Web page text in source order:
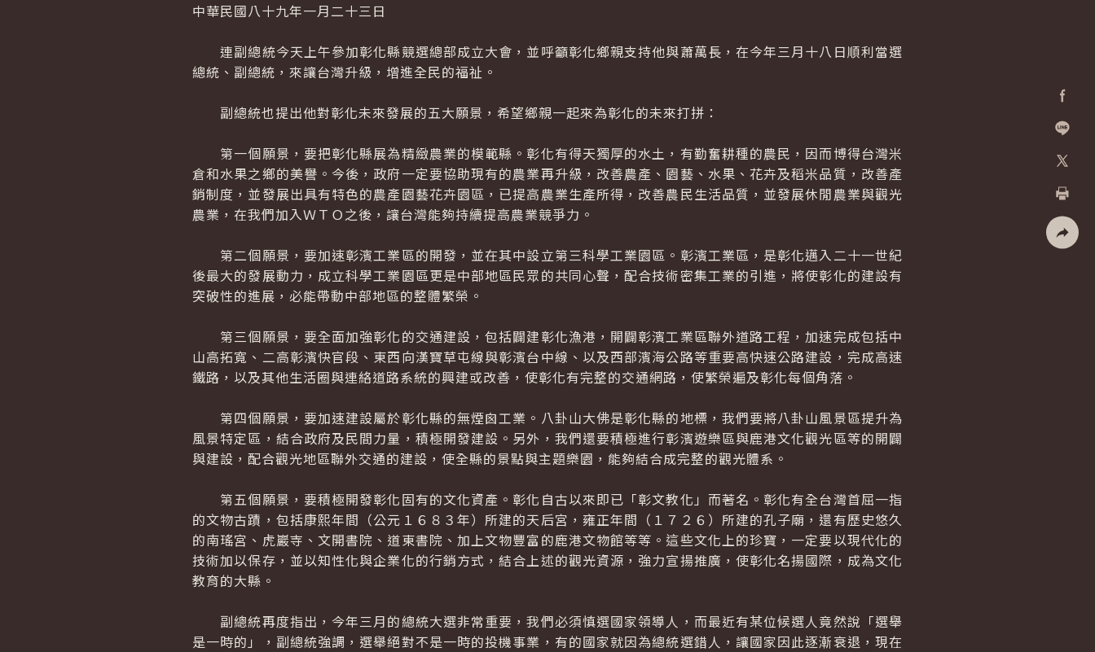
加入好
列印
中華民國八十九年一月二十三日
連副總統今天上午參加彰化縣競選總部成立大會，並呼籲彰化鄉親支持他與蕭萬長，在今年三月十八日順利當選
總統、副總統，來讓台灣升級，增進全民的福祉。
副總統也提出他對彰化未來發展的五大願景，希望鄉親一起來為彰化的未來打拼：
第一個願景，要把彰化縣展為精緻農業的模範縣。彰化有得天獨厚的水土，有勤奮耕種的農民，因而博得台灣米
倉和水果之鄉的美譽。今後，政府一定要協助現有的農業再升級，改善農產、園藝、水果、花卉及稻米品質，改善產
銷制度，並發展出具有特色的農產園藝花卉園區，已提高農業生產所得，改善農民生活品質，並發展休閒農業與觀光
農業，在我們加入ＷＴＯ之後，讓台灣能夠持續提高農業競爭力。
第二個願景，要加速彰濱工業區的開發，並在其中設立第三科學工業園區。彰濱工業區，是彰化邁入二十一世紀
後最大的發展動力，成立科學工業園區更是中部地區民眾的共同心聲，配合技術密集工業的引進，將使彰化的建設有
突破性的進展，必能帶動中部地區的整體繁榮。
第三個願景，要全面加強彰化的交通建設，包括闢建彰化漁港，開闢彰濱工業區聯外道路工程，加速完成包括中
山高拓寬、二高彰濱快官段、東西向漢寶草屯線與彰濱台中線、以及西部濱海公路等重要高快速公路建設，完成高速
鐵路，以及其他生活圈與連絡道路系統的興建或改善，使彰化有完整的交通網路，使繁榮遍及彰化每個角落。
第四個願景，要加速建設屬於彰化縣的無煙囪工業。八卦山大佛是彰化縣的地標，我們要將八卦山風景區提升為
風景特定區，結合政府及民間力量，積極開發建設。另外，我們還要積極進行彰濱遊樂區與鹿港文化觀光區等的開闢
與建設，配合觀光地區聯外交通的建設，使全縣的景點與主題樂園，能夠結合成完整的觀光體系。
第五個願景，要積極開發彰化固有的文化資產。彰化自古以來即已「彰文教化」而著名。彰化有全台灣首屈一指
的文物古蹟，包括康熙年間（公元１６８３年）所建的天后宮，雍正年間（１７２６）所建的孔子廟，還有歷史悠久
的南瑤宮、虎巖寺、文開書院、道東書院、加上文物豐富的鹿港文物館等等。這些文化上的珍寶，一定要以現代化的
技術加以保存，並以知性化與企業化的行銷方式，結合上述的觀光資源，強力宣揚推廣，使彰化名揚國際，成為文化
教育的大縣。
副總統再度指出，今年三月的總統大選非常重要，我們必須慎選國家領導人，而最近有某位候選人竟然說「選舉
是一時的」，副總統強調，選舉絕對不是一時的投機事業，有的國家就因為總統選錯人，讓國家因此逐漸衰退，現在